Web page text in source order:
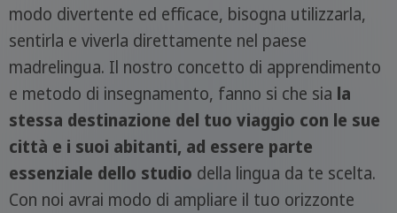
modo divertente ed efficace, bisogna utilizzarla,
sentirla e viverla direttamente nel paese
madrelingua. Il nostro concetto di apprendimento
e metodo di insegnamento, fanno si che sia la
stessa destinazione del tuo viaggio con le sue
città e i suoi abitanti, ad essere parte
essenziale dello studio della lingua da te scelta.
Con noi avrai modo di ampliare il tuo orizzonte